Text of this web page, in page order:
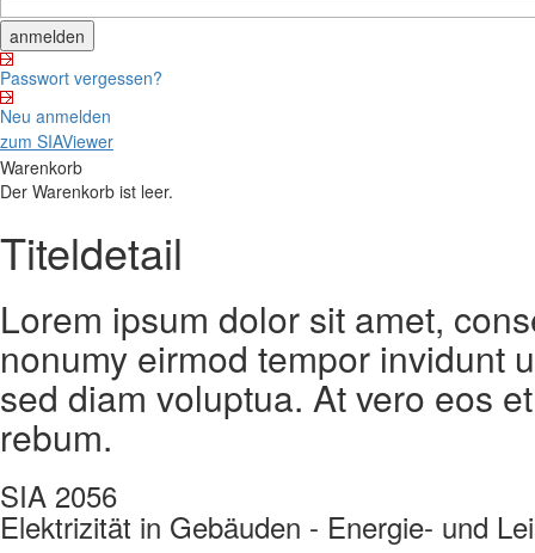
Passwort vergessen?
Neu anmelden
zum SIAViewer
Warenkorb
Der Warenkorb ist leer.
Titeldetail
Lorem ipsum dolor sit amet,
nonumy eirmod tempor invidunt
sed diam voluptua. At vero eos
rebum.
SIA 2056
Elektrizität in Gebäuden - Energie- und